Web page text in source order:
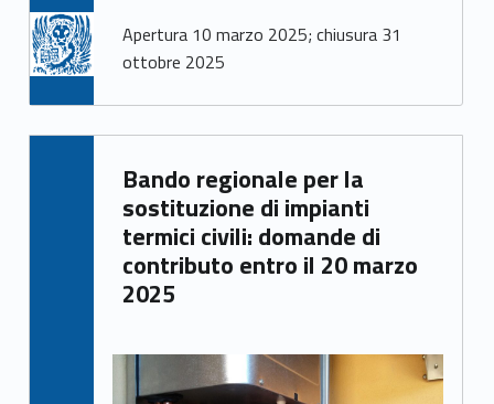
Apertura 10 marzo 2025; chiusura 31
ottobre 2025
Bando regionale per la
sostituzione di impianti
termici civili: domande di
contributo entro il 20 marzo
2025